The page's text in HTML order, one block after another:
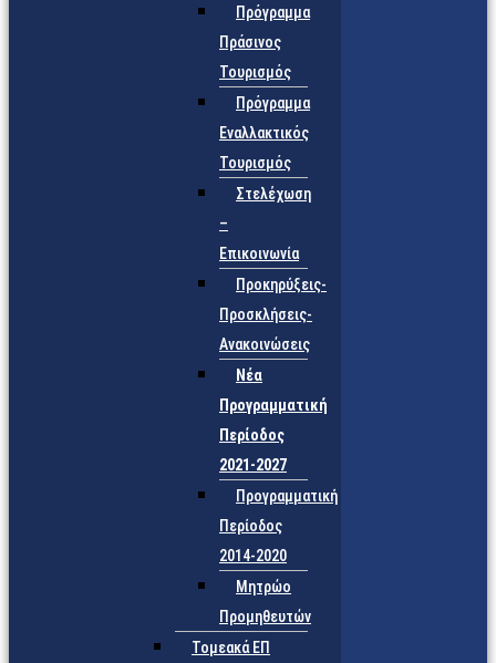
Πρόγραμμα
Πράσινος
Τουρισμός
Πρόγραμμα
Εναλλακτικός
Τουρισμός
Στελέχωση
–
Επικοινωνία
Προκηρύξεις-
Προσκλήσεις-
Ανακοινώσεις
Νέα
Προγραμματική
Περίοδος
2021-2027
Προγραμματική
Περίοδος
2014-2020
Μητρώο
Προμηθευτών
Τομεακά ΕΠ